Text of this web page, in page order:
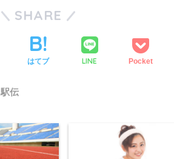
SHARE
はてブ LINE Pocket
駅伝